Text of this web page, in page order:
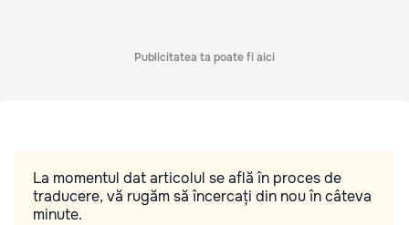
Publicitatea ta poate fi aici
La momentul dat articolul se află în proces de
traducere, vă rugăm să încercați din nou în câteva
minute.